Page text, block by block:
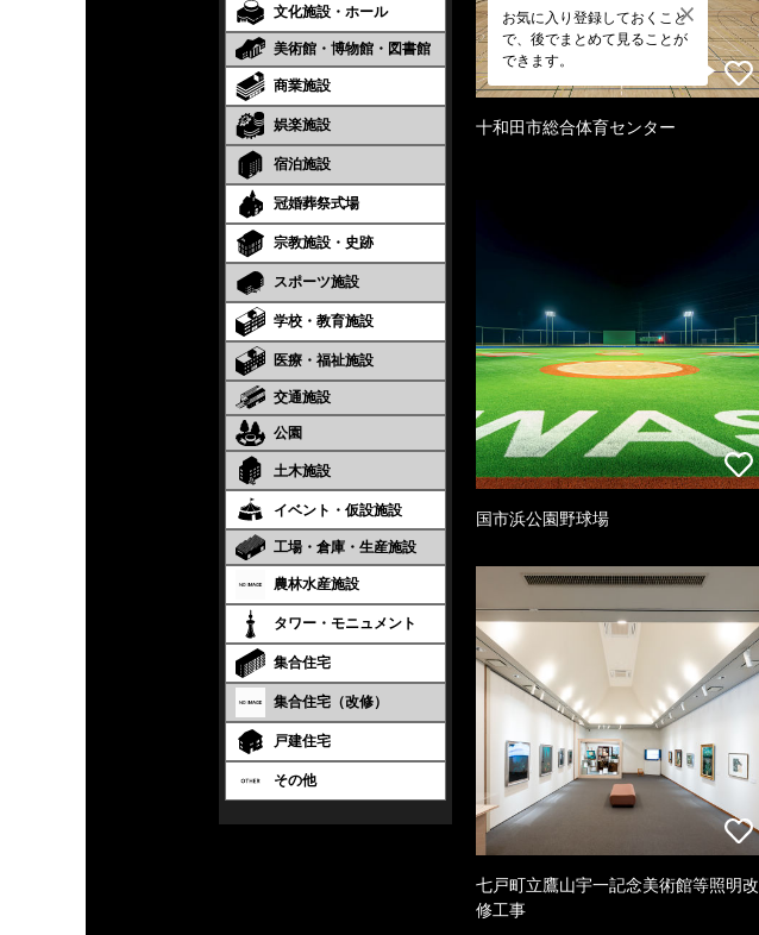
文化施設・ホール
美術館・博物館・図書館
商業施設
娯楽施設
宿泊施設
冠婚葬祭式場
宗教施設・史跡
スポーツ施設
学校・教育施設
医療・福祉施設
交通施設
公園
土木施設
イベント・仮設施設
工場・倉庫・生産施設
農林水産施設
タワー・モニュメント
集合住宅
集合住宅（改修）
戸建住宅
その他
お気に入り登録しておくこと
で、後でまとめて見ることが
できます。
十和田市総合体育センター
国市浜公園野球場
七戸町立鷹山宇一記念美術館等照明改
修工事